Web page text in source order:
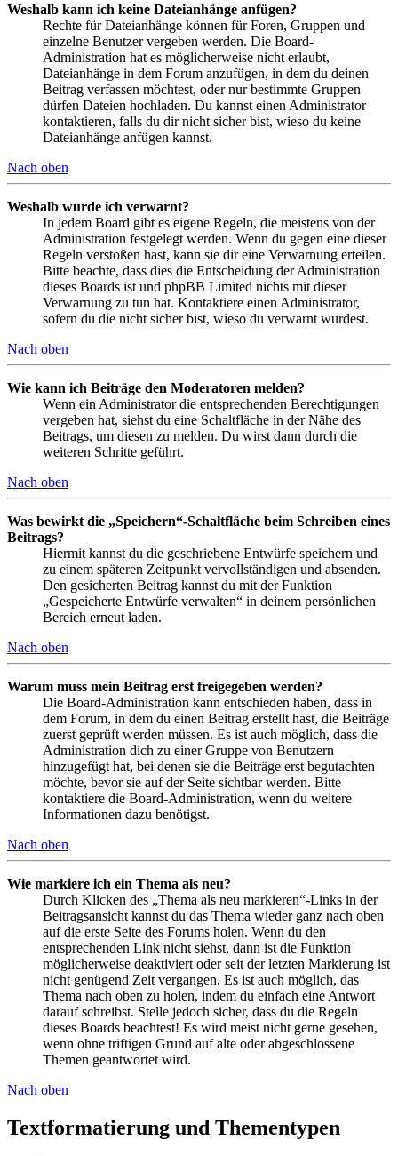
Weshalb kann ich keine Dateianhänge anfügen?
Rechte für Dateianhänge können für Foren, Gruppen und
einzelne Benutzer vergeben werden. Die Board-
Administration hat es möglicherweise nicht erlaubt,
Dateianhänge in dem Forum anzufügen, in dem du deinen
Beitrag verfassen möchtest, oder nur bestimmte Gruppen
dürfen Dateien hochladen. Du kannst einen Administrator
kontaktieren, falls du dir nicht sicher bist, wieso du keine
Dateianhänge anfügen kannst.
Nach oben
Weshalb wurde ich verwarnt?
In jedem Board gibt es eigene Regeln, die meistens von der
Administration festgelegt werden. Wenn du gegen eine dieser
Regeln verstoßen hast, kann sie dir eine Verwarnung erteilen.
Bitte beachte, dass dies die Entscheidung der Administration
dieses Boards ist und phpBB Limited nichts mit dieser
Verwarnung zu tun hat. Kontaktiere einen Administrator,
sofern du die nicht sicher bist, wieso du verwarnt wurdest.
Nach oben
Wie kann ich Beiträge den Moderatoren melden?
Wenn ein Administrator die entsprechenden Berechtigungen
vergeben hat, siehst du eine Schaltfläche in der Nähe des
Beitrags, um diesen zu melden. Du wirst dann durch die
weiteren Schritte geführt.
Nach oben
Was bewirkt die „Speichern“-Schaltfläche beim Schreiben eines
Beitrags?
Hiermit kannst du die geschriebene Entwürfe speichern und
zu einem späteren Zeitpunkt vervollständigen und absenden.
Den gesicherten Beitrag kannst du mit der Funktion
„Gespeicherte Entwürfe verwalten“ in deinem persönlichen
Bereich erneut laden.
Nach oben
Warum muss mein Beitrag erst freigegeben werden?
Die Board-Administration kann entschieden haben, dass in
dem Forum, in dem du einen Beitrag erstellt hast, die Beiträge
zuerst geprüft werden müssen. Es ist auch möglich, dass die
Administration dich zu einer Gruppe von Benutzern
hinzugefügt hat, bei denen sie die Beiträge erst begutachten
möchte, bevor sie auf der Seite sichtbar werden. Bitte
kontaktiere die Board-Administration, wenn du weitere
Informationen dazu benötigst.
Nach oben
Wie markiere ich ein Thema als neu?
Durch Klicken des „Thema als neu markieren“-Links in der
Beitragsansicht kannst du das Thema wieder ganz nach oben
auf die erste Seite des Forums holen. Wenn du den
entsprechenden Link nicht siehst, dann ist die Funktion
möglicherweise deaktiviert oder seit der letzten Markierung ist
nicht genügend Zeit vergangen. Es ist auch möglich, das
Thema nach oben zu holen, indem du einfach eine Antwort
darauf schreibst. Stelle jedoch sicher, dass du die Regeln
dieses Boards beachtest! Es wird meist nicht gerne gesehen,
wenn ohne triftigen Grund auf alte oder abgeschlossene
Themen geantwortet wird.
Nach oben
Textformatierung und Thementypen